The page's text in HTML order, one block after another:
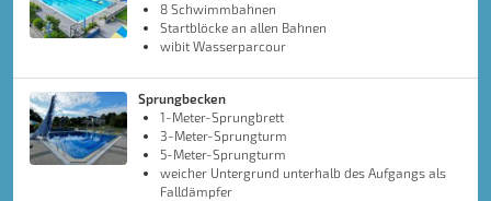
8 Schwimmbahnen
Startblöcke an allen Bahnen
wibit Wasserparcour
Sprungbecken
1-Meter-Sprungbrett
3-Meter-Sprungturm
5-Meter-Sprungturm
weicher Untergrund unterhalb des Aufgangs als
Falldämpfer